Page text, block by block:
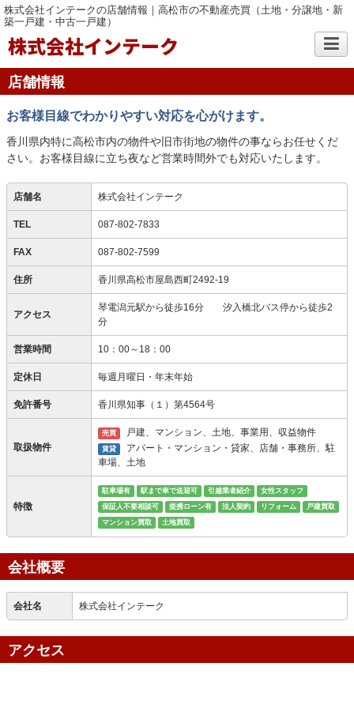
株式会社インテークの店舗情報｜高松市の不動産売買（土地・分譲地・新
築一戸建・中古一戸建）
株式会社インテーク
店舗情報
お客様目線でわかりやすい対応を心がけます。
香川県内特に高松市内の物件や旧市街地の物件の事ならお任せくだ
さい。お客様目線に立ち夜など営業時間外でも対応いたします。
店舗名 株式会社インテーク
TEL 087-802-7833
FAX 087-802-7599
住所 香川県高松市屋島西町2492-19
アクセス
琴電潟元駅から徒歩16分 汐入橋北バス停から徒歩2
分
営業時間 10：00～18：00
定休日 毎週月曜日・年末年始
免許番号 香川県知事（１）第4564号
取扱物件
売買 戸建、マンション、土地、事業用、収益物件
賃貸
アパート・マンション・貸家、店舗・事務所、駐
車場、土地
特徴
駐車場有 駅まで車で送迎可 引越業者紹介
女性スタッフ
保証人不要相談可
提携ローン有 法人契約 リフォーム
戸建買取
マンション買取
土地買取
会社概要
会社名 株式会社インテーク
アクセス